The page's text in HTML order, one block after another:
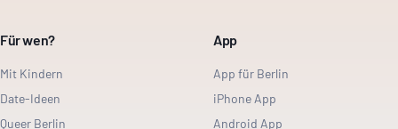
Für wen?
Mit Kindern
Date-Ideen
Queer Berlin
App
App für Berlin
iPhone App
Android App